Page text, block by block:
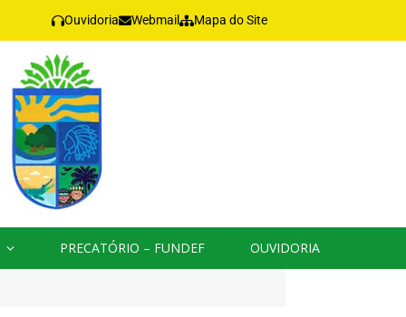
Ouvidoria Webmail Mapa do Site
PRECATÓRIO – FUNDEF OUVIDORIA